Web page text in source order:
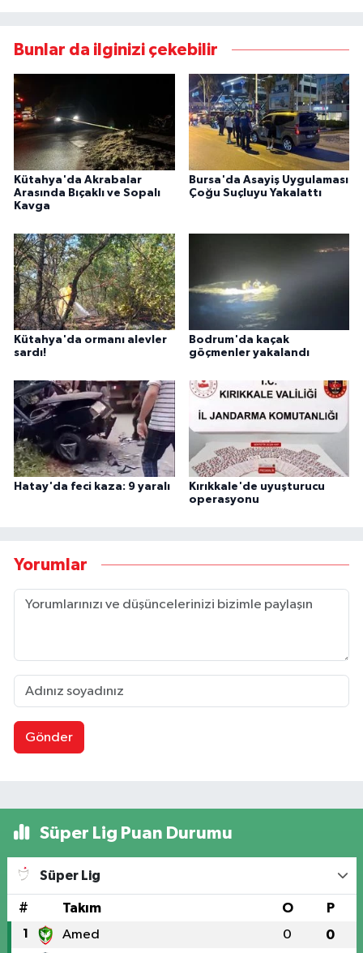
Bunlar da ilginizi çekebilir
Kütahya'da Akrabalar
Arasında Bıçaklı ve Sopalı
Kavga
Bursa'da Asayiş Uygulaması
Çoğu Suçluyu Yakalattı
Kütahya'da ormanı alevler
sardı!
Bodrum'da kaçak
göçmenler yakalandı
Hatay'da feci kaza: 9 yaralı
Kırıkkale'de uyuşturucu
operasyonu
Yorumlar
Gönder
Süper Lig Puan Durumu
Süper Lig
# Takım O P
1 Amed 0 0